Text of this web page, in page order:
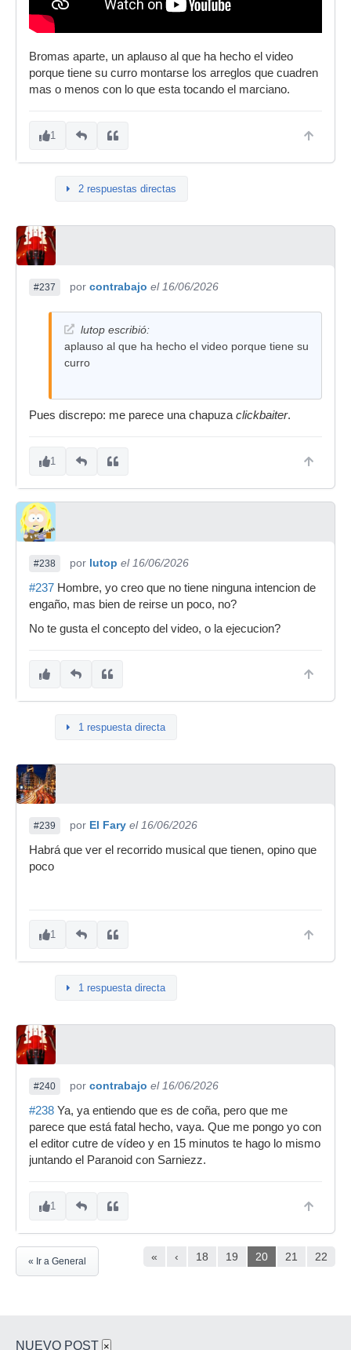
Bromas aparte, un aplauso al que ha hecho el video
porque tiene su curro montarse los arreglos que cuadren
mas o menos con lo que esta tocando el marciano.
1
2 respuestas directas
#237 por contrabajo el 16/06/2026
lutop escribió:
aplauso al que ha hecho el video porque tiene su
curro
Pues discrepo: me parece una chapuza clickbaiter.
1
#238 por lutop el 16/06/2026
#237 Hombre, yo creo que no tiene ninguna intencion de
engaño, mas bien de reirse un poco, no?
No te gusta el concepto del video, o la ejecucion?
1 respuesta directa
#239 por El Fary el 16/06/2026
Habrá que ver el recorrido musical que tienen, opino que
poco
1
1 respuesta directa
#240 por contrabajo el 16/06/2026
#238 Ya, ya entiendo que es de coña, pero que me
parece que está fatal hecho, vaya. Que me pongo yo con
el editor cutre de vídeo y en 15 minutos te hago lo mismo
juntando el Paranoid con Sarniezz.
1
« ‹ 18 19 20 21 22
« Ir a General
NUEVO POST ×